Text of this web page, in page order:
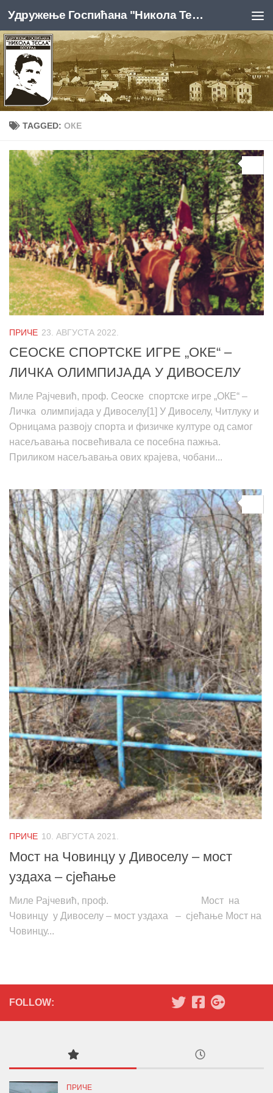
Skip to content Удружење Госпићана "Никола Тесла", Београд
TAGGED: ОКЕ
ПРИЧЕ 23. АВГУСТА 2022.
СЕОСКЕ СПОРТСКЕ ИГРЕ „ОКЕ“ –
ЛИЧКА ОЛИМПИЈАДА У ДИВОСЕЛУ
Миле Рајчевић, проф. Сеоске спортске игре „ОКЕ“ –
Личка олимпијада у Дивоселу[1] У Дивоселу, Читлуку и
Орницама развоју спорта и физичке културе од самог
насељавања посвећивала се посебна пажња.
Приликом насељавања ових крајева, чобани...
ПРИЧЕ 10. АВГУСТА 2021.
Мост на Човинцу у Дивоселу – мост
уздаха – сјећање
Миле Рајчевић, проф. Мост на
Човинцу у Дивоселу – мост уздаха – сјећање Мост на
Човинцу...
FOLLOW:
ПРИЧЕ